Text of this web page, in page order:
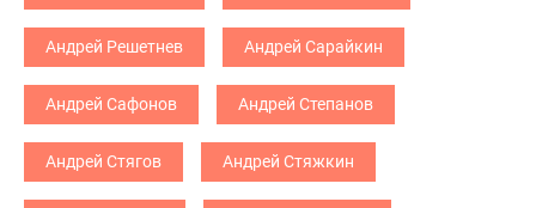
Андрей Решетнев Андрей Сарайкин
Андрей Сафонов Андрей Степанов
Андрей Стягов Андрей Стяжкин